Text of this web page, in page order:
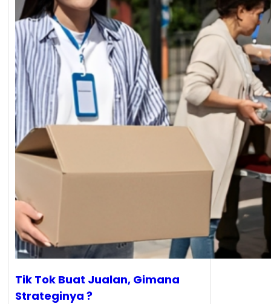
Tik Tok Buat Jualan, Gimana
Strateginya ?